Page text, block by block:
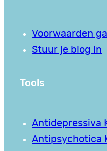
Voorwaarden
Stuur je blog in
Tools
Antidepressiva
Antipsychotica